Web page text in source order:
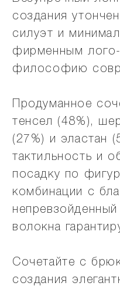
создания
силуэт и
фирменным
философию
Продуманное
тенсел (48%),
(27%) и эластан
тактильность и
посадку по
комбинации с
волокна
Сочетайте с
создания